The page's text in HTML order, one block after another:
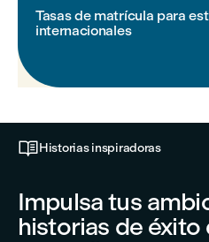
Tasas de matrícula para
internacionales
Historias inspiradoras
Impulsa tus
historias de